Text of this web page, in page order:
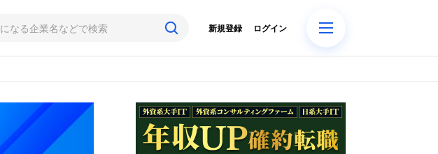
ログイン
新規登録